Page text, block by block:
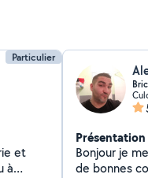
Particulier
et
Présentation
Bonjour je
de bonnes